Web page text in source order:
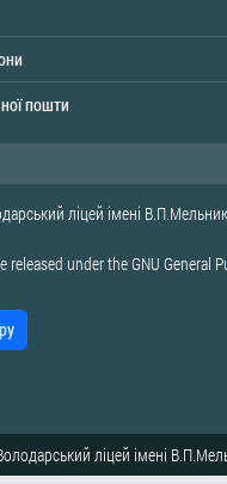
пошти
ліцей імені
released under theGNU General
ліцей імені